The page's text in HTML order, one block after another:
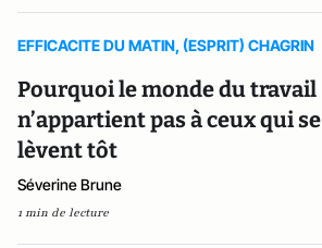
EFFICACITE DU MATIN, (ESPRIT) CHAGRIN
Pourquoi le monde du travail
n’appartient pas à ceux qui se
lèvent tôt
Séverine Brune
1 min de lecture